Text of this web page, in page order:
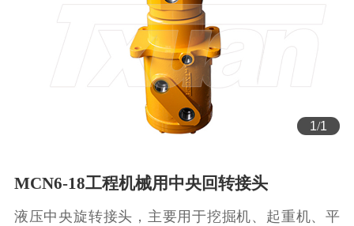
1/1
MCN6-18工程机械用中央回转接头
液压中央旋转接头，主要用于挖掘机、起重机、平